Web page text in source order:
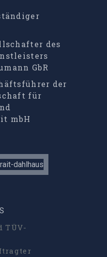
des
GbR
der
für
mbH
TÜV-